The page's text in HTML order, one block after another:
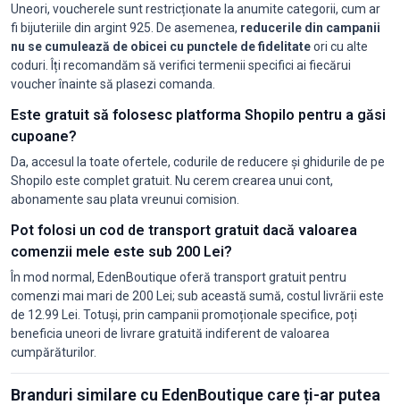
Uneori, voucherele sunt restricționate la anumite categorii, cum ar
fi bijuteriile din argint 925. De asemenea, reducerile din campanii
nu se cumulează de obicei cu punctele de fidelitateori cu alte
coduri. Îți recomandăm să verifici termenii specifici ai fiecărui
voucher înainte să plasezi comanda.
Este gratuit să folosesc platforma Shopilo pentru a găsi
cupoane?
Da, accesul la toate ofertele, codurile de reducere și ghidurile de pe
Shopilo este complet gratuit. Nu cerem crearea unui cont,
abonamente sau plata vreunui comision.
Pot folosi un cod de transport gratuit dacă valoarea
comenzii mele este sub 200 Lei?
În mod normal, EdenBoutique oferă transport gratuit pentru
comenzi mai mari de 200 Lei; sub această sumă, costul livrării este
de 12.99 Lei. Totuși, prin campanii promoționale specifice, poți
beneficia uneori de livrare gratuită indiferent de valoarea
cumpărăturilor.
Branduri similare cu EdenBoutique care ți-ar putea